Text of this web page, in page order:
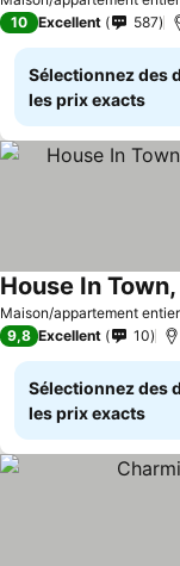
10 Excellent 587
Sélectionnez des
les prix exacts
Maison/appartement entier
Consulter les prix
9,8 Excellent 10
Sélectionnez des
les prix exacts